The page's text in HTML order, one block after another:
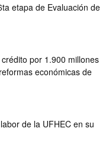
etapa de Evaluación de
por 1.900 millones
económicas de
de la UFHEC en su